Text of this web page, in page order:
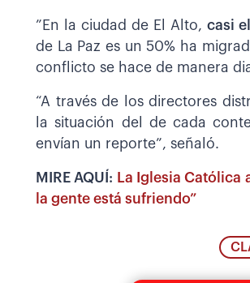
”En la ciudad de El Alto,casi
de La Paz es un 50% ha
conflicto se hace de manera
“A través de los directores
la situación del de cada
envían un reporte”, señaló.
MIRE AQUÍ: La Iglesia Católica
la gente está sufriendo”